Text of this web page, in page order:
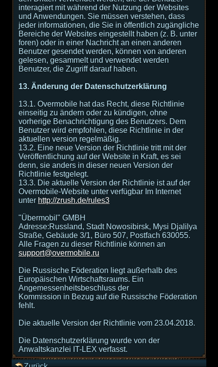
interagiert mit während der Nutzung der Websites
und Anwendungen. Sie müssen verstehen, dass
jeder informationen, die Sie in öffentlich zugängliche
Bereiche der Websites eingestellt haben (z. B. unter
foren) oder in einer Nachricht an einen anderen
Benutzer gesendet werden, können von anderen
gelesen, gesammelt und verwendet werden
Benutzer, die Zugriff darauf haben.
13. Änderung der Datenschutzerklärung
13.1. Overmobile hat das Recht, diese Richtlinie
einseitig zu ändern oder zu kündigen, ohne
vorherige Benachrichtigung des Benutzers. Dem
Benutzer wird empfohlen, diese Richtlinie in der
aktuellen version regelmäßig.
13.2. Eine neue Version der Richtlinie tritt mit der
Veröffentlichung auf der Website in Kraft, es sei
denn, sie anders in dieser neuen Version der
Richtlinie festgelegt.
13.3. Die aktuelle Version der Richtlinie ist auf der
Overmobile-Website unter verfügbar Im Internet
unter http://zrush.de/rules3
"Übermobil" GMBH
Adresse:Russland, Stadt Nowosibirsk, Mysi Djalilya
Straße, Gebäude 3/1, Büro 507, Postfach 630055.
Alle Fragen zu dieser Richtlinie können an
support@overmobile.ru
Die Russische Föderation liegt außerhalb des
Europäischen Wirtschaftsraums. Ein
Angemessenheitsbeschluss der
Kommission in Bezug auf die Russische Föderation
fehlt.
Die aktuelle Version der Richtlinie vom 23.04.2018.
Die Datenschutzerklärung wurde von der
Anwaltskanzlei IT-LEX verfasst.